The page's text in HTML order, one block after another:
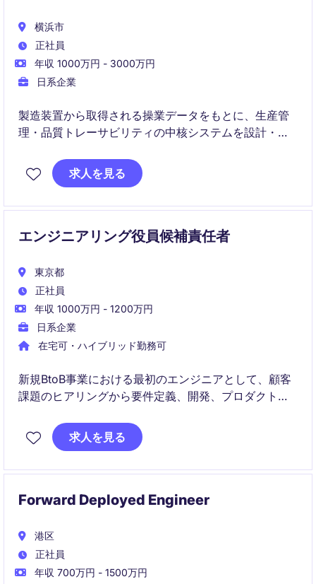
横浜市
正社員
年収 1000万円 - 3000万円
日系企業
製造装置から取得される操業データをもとに、生産管
理・品質トレーサビリティの中核システムを設計・リ
手を動かす実装だけでなく、事業要件を技術に翻訳
求人を見る
エンジニアリング役員候補責任者
東京都
正社員
年収 1000万円 - 1200万円
日系企業
在宅可・ハイブリッド勤務可
新規BtoB事業における最初のエンジニアとして、顧客
課題のヒアリングから要件定義、開発、プロダクト化
経営陣と共に戦略を描き、実行と改善を繰り返しなが
求人を見る
Forward Deployed Engineer
港区
正社員
年収 700万円 - 1500万円